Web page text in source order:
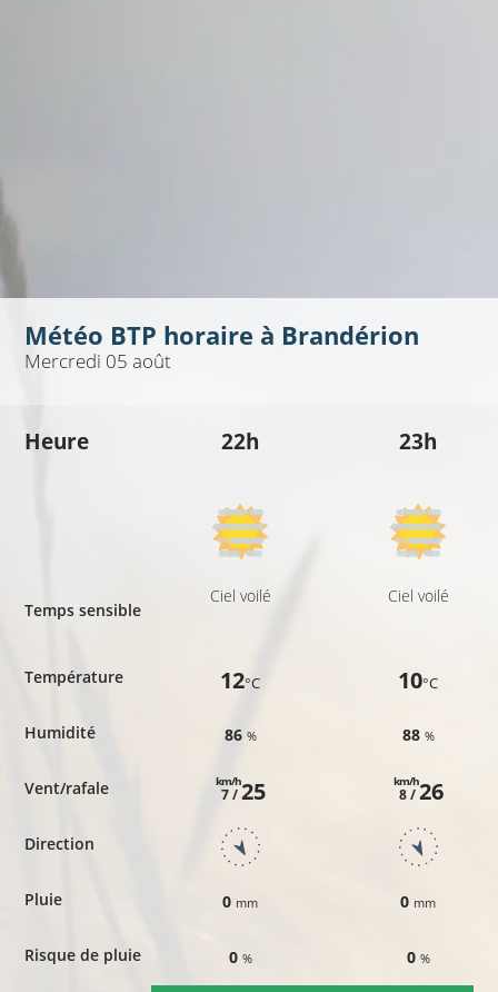
Météo BTP horaire à Brandérion
Mercredi 05 août
Heure
Temps sensible
Température
Humidité
Vent/rafale
Direction
Pluie
Risque de pluie
22h
Ciel voilé
12°C
86 %
7 /
km/h25
0 mm
0 %
23h
Ciel voilé
10°C
88 %
8 /
km/h26
0 mm
0 %